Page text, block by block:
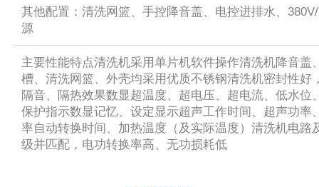
其他配置：清洗网篮、手控降音盖、电控进排水、
源
主要性能特点清洗机采用单片机软件操作清洗机降音盖
槽、清洗网篮、外壳均采用优质不锈钢清洗机密封性好
隔音、隔热效果数显超温度、超电压、超电流、低水位
保护指示数显记忆、设定显示超声工作时间、超声功率
率自动转换时间、加热温度（及实际温度）清洗机电路
级并匹配，电功转换率高、无功损耗低